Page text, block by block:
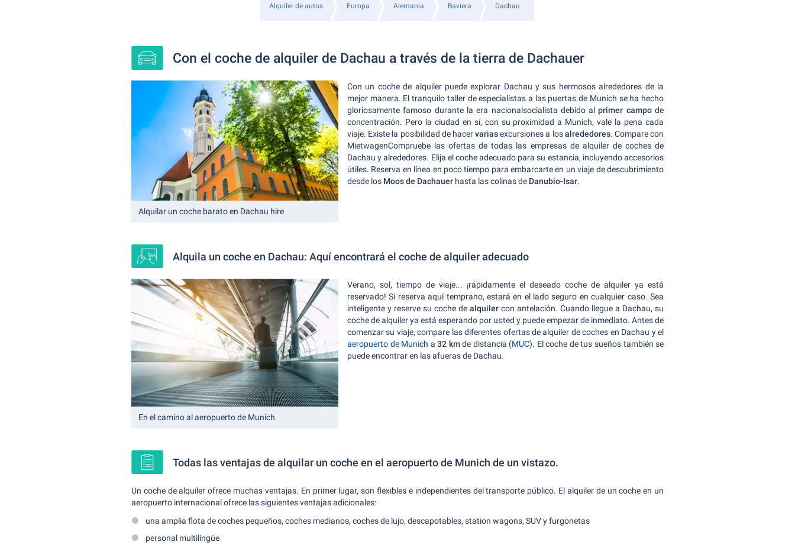
Alquiler de autos Europa Alemania Baviera Dachau
Con el coche de alquiler de Dachau a través de la tierra de Dachauer
Alquilar un coche barato en Dachau hire
Con un coche de alquiler puede explorar Dachau y sus hermosos alrededores de la
mejor manera. El tranquilo taller de especialistas a las puertas de Munich se ha hecho
gloriosamente famoso durante la era nacionalsocialista debido alprimer campode
concentración. Pero la ciudad en sí, con su proximidad a Munich, vale la pena cada
viaje. Existe la posibilidad de hacervariasexcursiones a losalrededores. Compare con
MietwagenCompruebe las ofertas de todas las empresas de alquiler de coches de
Dachau y alrededores. Elija el coche adecuado para su estancia, incluyendo accesorios
útiles. Reserva en línea en poco tiempo para embarcarte en un viaje de descubrimiento
desde los Moos de Dachauer hasta las colinas de Danubio-Isar.
Alquila un coche en Dachau: Aquí encontrará el coche de alquiler adecuado
En el camino al aeropuerto de Munich
Verano, sol, tiempo de viaje... ¡rápidamente el deseado coche de alquiler ya está
reservado! Si reserva aquí temprano, estará en el lado seguro en cualquier caso. Sea
inteligente y reserve su coche de alquiler con antelación. Cuando llegue a Dachau, su
coche de alquiler ya está esperando por usted y puede empezar de inmediato. Antes de
comenzar su viaje, compare las diferentes ofertas de alquiler de coches en Dachau y el
aeropuerto de Munich a32 kmde distancia (MUC). El coche de tus sueños también se
puede encontrar en las afueras de Dachau.
Todas las ventajas de alquilar un coche en el aeropuerto de Munich de un vistazo.
Un coche de alquiler ofrece muchas ventajas. En primer lugar, son flexibles e independientes del transporte público. El alquiler de un coche en un
aeropuerto internacional ofrece las siguientes ventajas adicionales:
una amplia flota de coches pequeños, coches medianos, coches de lujo, descapotables, station wagons, SUV y furgonetas
personal multilingüe